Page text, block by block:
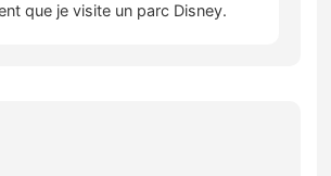
que je visite un parc Disney.